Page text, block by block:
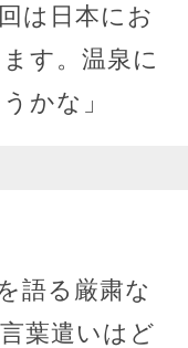
は日本にお
す。温泉に
かな」
語る厳粛な
葉遣いはど